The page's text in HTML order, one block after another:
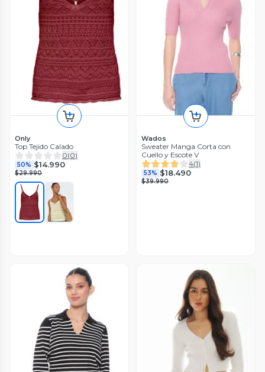
Only
Top Tejido Calado
0(0)
50% $14.990
$29.990
Wados
Sweater Manga Corta con
Cuello y Escote V
4(1)
53% $18.490
$39.990